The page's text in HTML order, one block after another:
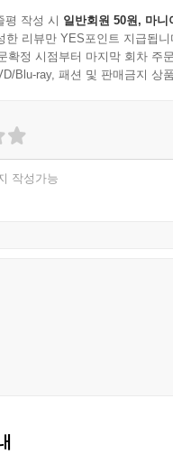
평 작성 시 일반회원 50원, 마니
한 리뷰만 YES포인트 지급됩니
확정 시점부터 마지막 회차 주
Blu-ray, 패션 및 판매금지 상
작성가능